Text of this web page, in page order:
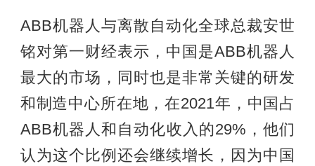
ABB机器人与离散自动化全球总裁安世
铭对第一财经表示，中国是ABB机器人
最大的市场，同时也是非常关键的研发
和制造中心所在地，在2021年，中国占
ABB机器人和自动化收入的29%，他们
认为这个比例还会继续增长，因为中国